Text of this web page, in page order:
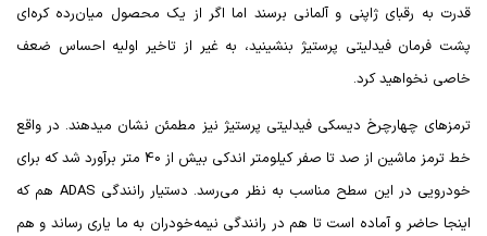
قدرت به رقبای ژاپنی و آلمانی برسند اما اگر از یک محصول میان‌رده کره‌ای
پشت فرمان فیدلیتی پرستیژ بنشینید، به غیر از تاخیر اولیه احساس ضعف
خاصی نخواهید کرد.
ترمزهای چهارچرخ دیسکی فیدلیتی پرستیژ نیز مطمئن نشان میدهند. در واقع
خط ترمز ماشین از صد تا صفر کیلومتر اندکی بیش از 40 متر برآورد شد که برای
خودرویی در این سطح مناسب به نظر می‌رسد. دستیار رانندگی ADAS هم که
اینجا حاضر و آماده است تا هم در رانندگی نیمه‌خودران به ما یاری رساند و هم